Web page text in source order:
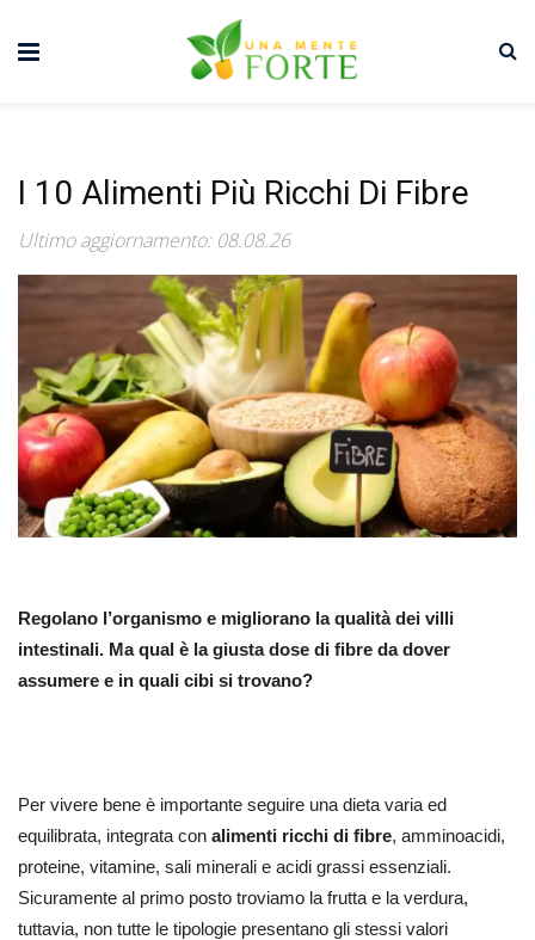
I 10 Alimenti Più Ricchi Di Fibre
Ultimo aggiornamento: 08.08.26
Regolano l’organismo e migliorano la qualità dei villi
intestinali. Ma qual è la giusta dose di fibre da dover
assumere e in quali cibi si trovano?
Per vivere bene è importante seguire una dieta varia ed
equilibrata, integrata con alimenti ricchi di fibre, amminoacidi,
proteine, vitamine, sali minerali e acidi grassi essenziali.
Sicuramente al primo posto troviamo la frutta e la verdura,
tuttavia, non tutte le tipologie presentano gli stessi valori